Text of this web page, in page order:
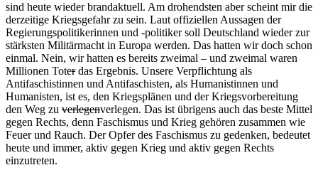
sind heute wieder brandaktuell. Am drohendsten aber scheint mir die
derzeitige Kriegsgefahr zu sein. Laut offiziellen Aussagen der
Regierungspolitikerinnen und -politiker soll Deutschland wieder zur
stärksten Militärmacht in Europa werden. Das hatten wir doch schon
einmal. Nein, wir hatten es bereits zweimal – und zweimal waren
Millionen Toterdas Ergebnis. Unsere Verpflichtung als
Antifaschistinnen und Antifaschisten, als Humanistinnen und
Humanisten, ist es, den Kriegsplänen und der Kriegsvorbereitung
den Weg zu verlegenverlegen. Das ist übrigens auch das beste Mittel
gegen Rechts, denn Faschismus und Krieg gehören zusammen wie
Feuer und Rauch. Der Opfer des Faschismus zu gedenken, bedeutet
heute und immer, aktiv gegen Krieg und aktiv gegen Rechts
einzutreten.